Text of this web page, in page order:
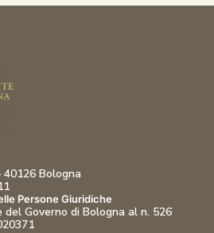
Bologna
Persone Giuridiche
del Governo di Bologna al n. 526